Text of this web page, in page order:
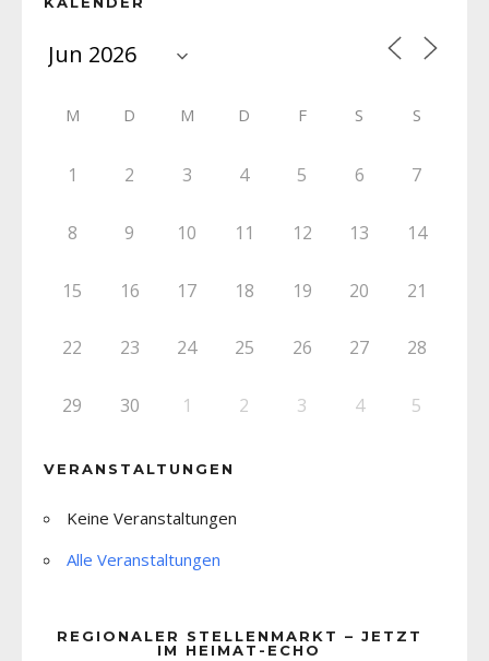
M D M D F S S
1 2 3 4 5 6 7
8 9 10 11 12 13 14
15 16 17 18 19 20 21
22 23 24 25 26 27 28
29 30 1 2 3 4 5
VERANSTALTUNGEN
Keine Veranstaltungen
Alle Veranstaltungen
REGIONALER STELLENMARKT – JETZT
IM HEIMAT-ECHO